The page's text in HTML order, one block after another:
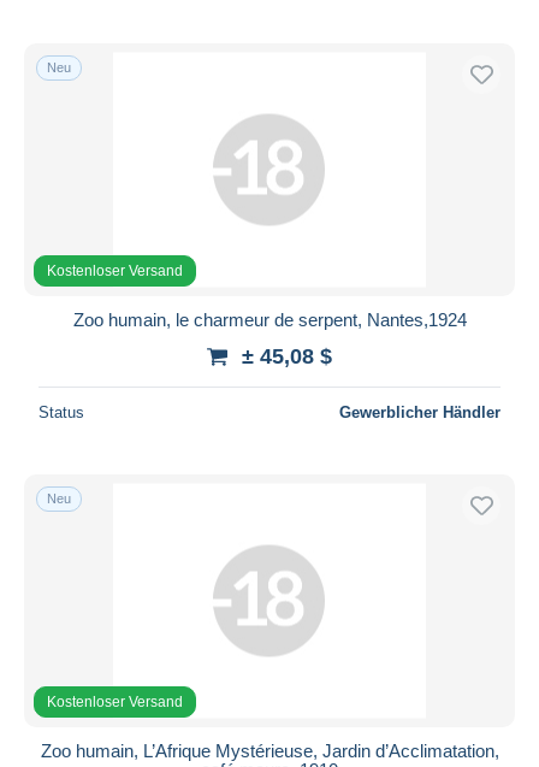
Neu
Kostenloser Versand
Zoo humain, le charmeur de serpent, Nantes,1924
± 45,08 $
Status Gewerblicher Händler
Neu
Kostenloser Versand
Zoo humain, L’Afrique Mystérieuse, Jardin d’Acclimatation,